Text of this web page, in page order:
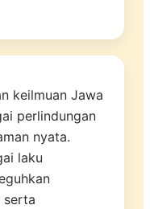
keilmuan Jawa
perlindungan
nyata.
laku
serta